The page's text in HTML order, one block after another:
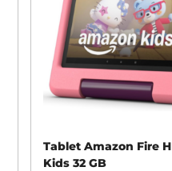
Tablet Amazon Fire
Kids 32 GB